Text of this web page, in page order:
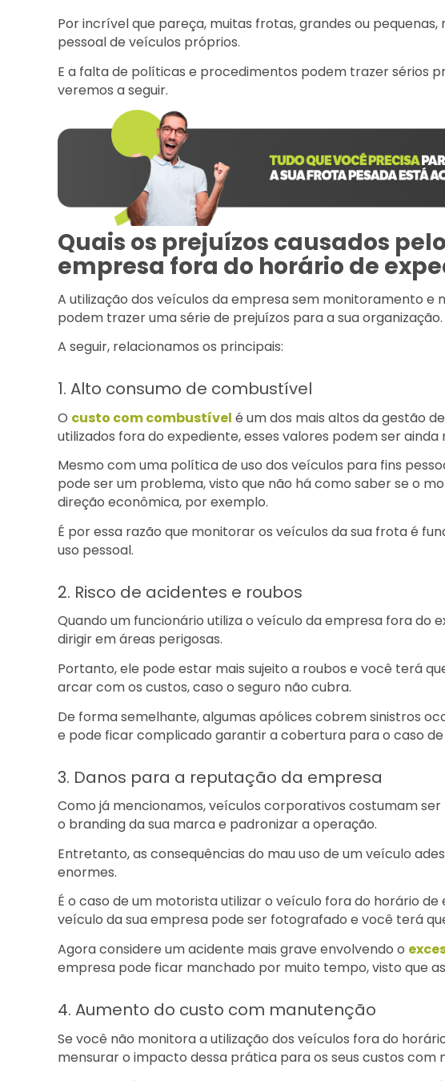
Por incrível que pareça, muitas frotas, grandes ou
pessoal de veículos próprios.
E a falta de políticas e procedimentos podem trazer sérios
veremos a seguir.
Quais os prejuízos causados
empresa fora do horário de
A utilização dos veículos da empresa sem monitoramento e
podem trazer uma série de prejuízos para a sua organização.
A seguir, relacionamos os principais:
1. Alto consumo de combustível
O custo com combustível é um dos mais altos da gestão
utilizados fora do expediente, esses valores podem ser ainda
Mesmo com uma política de uso dos veículos para fins
pode ser um problema, visto que não há como saber se o
direção econômica, por exemplo.
É por essa razão que monitorar os veículos da sua frota é
uso pessoal.
2. Risco de acidentes e roubos
Quando um funcionário utiliza o veículo da empresa fora do
dirigir em áreas perigosas.
Portanto, ele pode estar mais sujeito a roubos e você terá
arcar com os custos, caso o seguro não cubra.
De forma semelhante, algumas apólices cobrem sinistros
e pode ficar complicado garantir a cobertura para o caso de
3. Danos para a reputação da empresa
Como já mencionamos, veículos corporativos costumam
o branding da sua marca e padronizar a operação.
Entretanto, as consequências do mau uso de um veículo
enormes.
É o caso de um motorista utilizar o veículo fora do horário
veículo da sua empresa pode ser fotografado e você terá
Agora considere um acidente mais grave envolvendo o
empresa pode ficar manchado por muito tempo, visto que
4. Aumento do custo com manutenção
Se você não monitora a utilização dos veículos fora do
mensurar o impacto dessa prática para os seus custos com